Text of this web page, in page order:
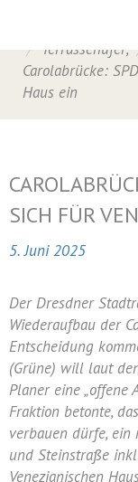
Terrassenufer,
Carolabrücke:
Haus ein
SICH FÜR
5. Juni 2025
Der Dresdner
Wiederaufbau der
Entscheidung
(Grüne) will laut
Planer eine „offene
Fraktion betonte,
verbauen dürfe, ein
und Steinstraße
Venezianischen